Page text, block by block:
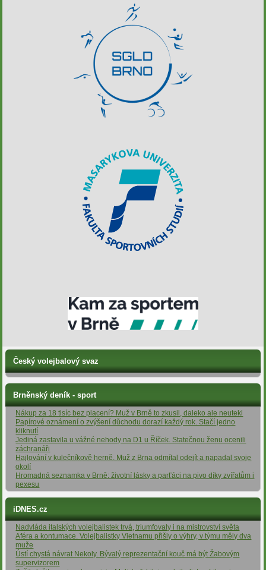
Český volejbalový svaz
Brněnský deník - sport
Nákup za 18 tisíc bez placení? Muž v Brně to zkusil, daleko ale neutekl
Papírové oznámení o zvýšení důchodu dorazí každý rok. Stačí jedno
kliknutí
Jediná zastavila u vážné nehody na D1 u Říček. Statečnou ženu ocenili
záchranáři
Hajlování v kulečníkově herně. Muž z Brna odmítal odejít a napadal svoje
okolí
Hromadná seznamka v Brně: životní lásky a parťáci na pivo díky zvířatům i
pexesu
iDNES.cz
Nadvláda italských volejbalistek trvá, triumfovaly i na mistrovství světa
Aféra a kontumace. Volejbalistky Vietnamu přišly o výhry, v týmu měly dva
muže
Ústí chystá návrat Nekoly. Bývalý reprezentační kouč má být Žabovým
supervizorem